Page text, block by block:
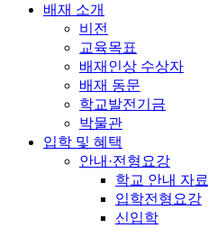
배재 소개
비전
교육목표
배재인상 수상자
배재 동문
학교발전기금
박물관
입학 및 혜택
안내·전형요강
학교 안내 자료
입학전형요강
신입학